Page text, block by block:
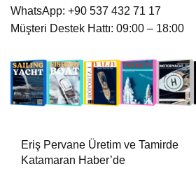
WhatsApp: +90 537 432 71 17
Müşteri Destek Hattı: 09:00 – 18:00
Eriş Pervane Üretim ve Tamirde
Katamaran Haber’de